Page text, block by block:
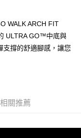
確認頁面所載為準。
通過，訂單將自動取
付你分期系統評分，恕無
月結算日後寄送繳費提
繳交帳款。
WALK ARCH FIT
ULTRA GO™中底與
撐的舒適腳感，讓您
相關推薦